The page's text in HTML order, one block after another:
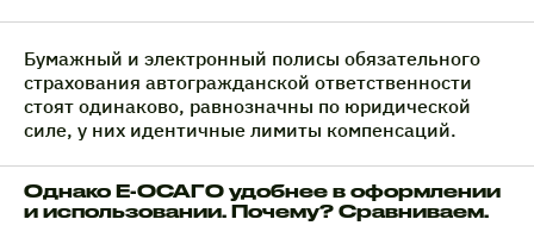
Бумажный и электронный полисы обязательного
страхования автогражданской ответственности
стоят одинаково, равнозначны по юридической
силе, у них идентичные лимиты компенсаций.
Однако Е-ОСАГО удобнее в оформлении
и использовании. Почему? Сравниваем.